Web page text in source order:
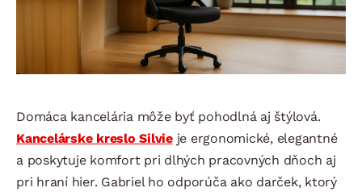
Domáca kancelária môže byť pohodlná aj štýlová.
Kancelárske kreslo Silvieje ergonomické, elegantné
a poskytuje komfort pri dlhých pracovných dňoch aj
pri hraní hier. Gabriel ho odporúča ako darček, ktorý